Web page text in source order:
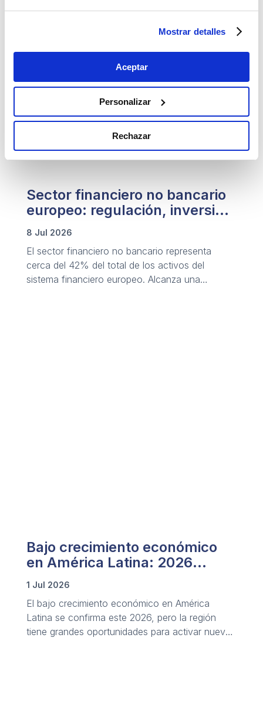
Mostrar detalles
Aceptar
Personalizar
Rechazar
Sector financiero no bancario
europeo: regulación, inversión
y riesgo
8 Jul 2026
El sector financiero no bancario representa
cerca del 42% del total de los activos del
sistema financiero europeo. Alcanza una
Bajo crecimiento económico
en América Latina: 2026
confirma la tendencia
1 Jul 2026
El bajo crecimiento económico en América
Latina se confirma este 2026, pero la región
tiene grandes oportunidades para activar nueva